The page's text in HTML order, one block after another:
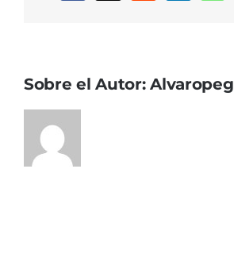
Sobre el Autor: